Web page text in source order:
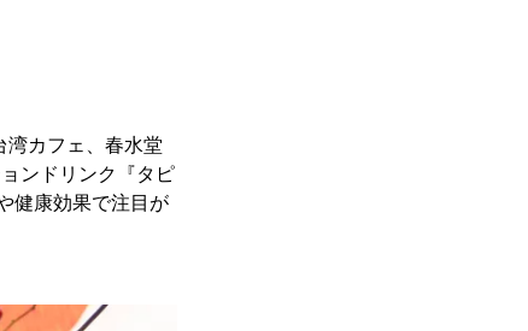
カフェ、春水堂
ンドリンク『タピ
健康効果で注目が